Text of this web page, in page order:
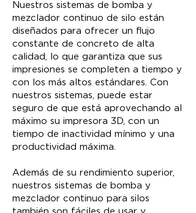
Nuestros sistemas de bomba y
mezclador continuo de silo están
diseñados para ofrecer un flujo
constante de concreto de alta
calidad, lo que garantiza que sus
impresiones se completen a tiempo y
con los más altos estándares. Con
nuestros sistemas, puede estar
seguro de que está aprovechando al
máximo su impresora 3D, con un
tiempo de inactividad mínimo y una
productividad máxima.
Además de su rendimiento superior,
nuestros sistemas de bomba y
mezclador continuo para silos